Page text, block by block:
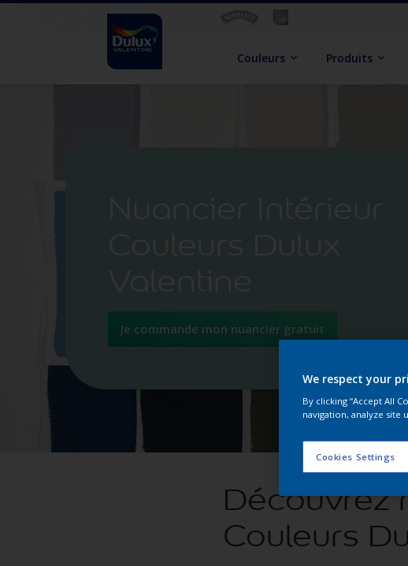
Couleurs Produits
Je commande mon nuancier gratuit
Découvrez
Couleurs
We respect your
By clicking “Accept All
navigation, analyze site
Cookies Settings